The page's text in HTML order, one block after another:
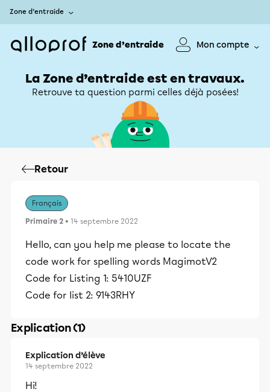
Zone d’entraide
Zone d’entraide Mon compte
La Zone d’entraide est en travaux.
Retrouve ta question parmi celles déjà posées!
Retour
Français
Primaire 2 • 14 septembre 2022
Hello, can you help me please to locate the
code work for spelling words MagimotV2
Code for Listing 1: 5410UZF
Code for list 2: 9143RHY
Explication (1)
Explication d’élève
14 septembre 2022
Hi!